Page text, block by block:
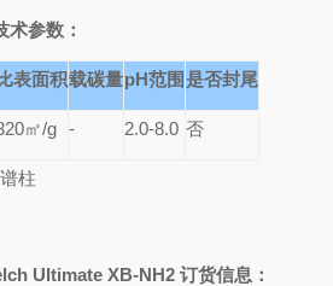
参数：
比表面积载碳量pH范围 是否封尾
㎡/g - 2.0-8.0 否
柱
Ultimate XB-NH2 订货信息：